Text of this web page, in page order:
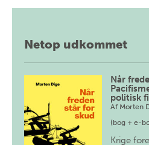
Netop udkommet
Når
politisk
Af Morten
(bog + e-
Krige